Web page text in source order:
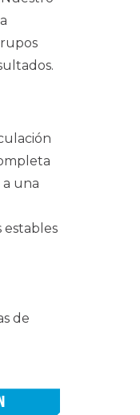
a una
estables
de